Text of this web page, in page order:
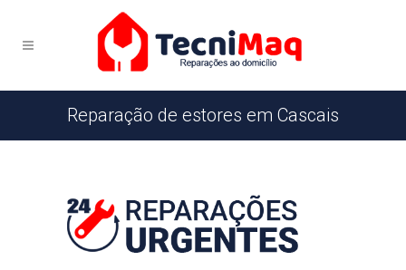
Reparação de estores em Cascais